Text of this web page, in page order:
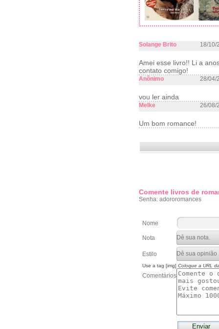
Solange Brito 18/10/
Amei esse livro!! Li a
contato comigo!
Anônimo 28/04/
vou ler ainda
Melke 26/08/
Um bom romance!
Comente livros de
Senha: adororomances
Nome
Nota
Estilo
Use a tag [img] Coloque a URL
Comentários